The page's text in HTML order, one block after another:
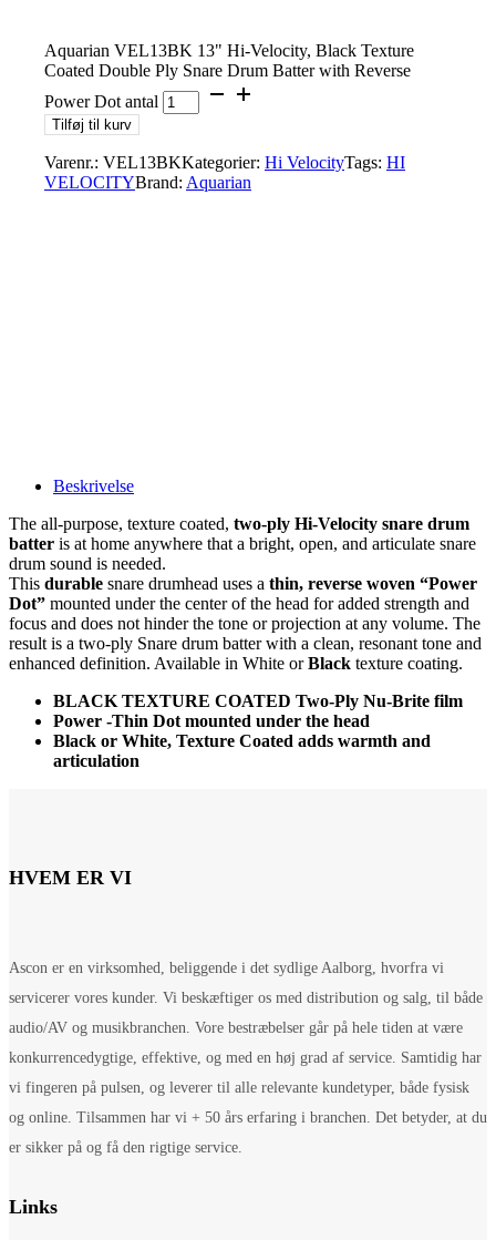
Aquarian VEL13BK 13" Hi-Velocity, Black Texture
Coated Double Ply Snare Drum Batter with Reverse
Power Dot antal
Tilføj til kurv
Varenr.: VEL13BKKategorier: Hi VelocityTags: HI
VELOCITYBrand: Aquarian
Beskrivelse
The all-purpose, texture coated, two-ply Hi-Velocity snare drum
batter is at home anywhere that a bright, open, and articulate snare
drum sound is needed.
This durable snare drumhead uses a thin, reverse woven “Power
Dot” mounted under the center of the head for added strength and
focus and does not hinder the tone or projection at any volume. The
result is a two-ply Snare drum batter with a clean, resonant tone and
enhanced definition. Available in White orBlack texture coating.
BLACK TEXTURE COATED Two-Ply Nu-Brite film
Power -Thin Dot mounted under the head
Black or White, Texture Coated adds warmth and
articulation
HVEM ER VI
Ascon er en virksomhed, beliggende i det sydlige Aalborg, hvorfra vi
servicerer vores kunder. Vi beskæftiger os med distribution og salg, til både
audio/AV og musikbranchen. Vore bestræbelser går på hele tiden at være
konkurrencedygtige, effektive, og med en høj grad af service. Samtidig har
vi fingeren på pulsen, og leverer til alle relevante kundetyper, både fysisk
og online. Tilsammen har vi + 50 års erfaring i branchen. Det betyder, at du
er sikker på og få den rigtige service.
Links